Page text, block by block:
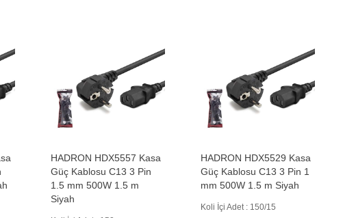
HADRON HDX5557 Kasa
Güç Kablosu C13 3 Pin
1.5 mm 500W 1.5 m
Siyah
HADRON HDX5529 Kasa
Güç Kablosu C13 3 Pin 1
mm 500W 1.5 m Siyah
Koli İçi Adet : 150/15